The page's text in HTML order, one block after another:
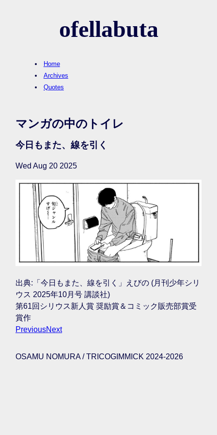
ofellabuta
Home
Archives
Quotes
マンガの中のトイレ
今日もまた、線を引く
Wed Aug 20 2025
出典:「今日もまた、線を引く」えびの (月刊少年シリ
ウス 2025年10月号 講談社)
第61回シリウス新人賞 奨励賞＆コミック販売部賞受
賞作
PreviousNext
OSAMU NOMURA / TRICOGIMMICK 2024-2026